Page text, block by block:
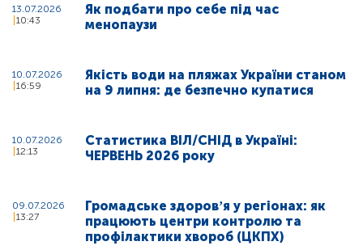
13.07.2026
10:43
Як подбати про себе під час
менопаузи
10.07.2026
16:59
Якість води на пляжах України станом
на 9 липня: де безпечно купатися
10.07.2026
12:13
Статистика ВІЛ/СНІД в Україні:
ЧЕРВЕНЬ 2026 року
09.07.2026
13:27
Громадське здоровʼя у регіонах: як
працюють центри контролю та
профілактики хвороб (ЦКПХ)